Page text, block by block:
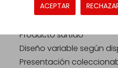
de lata coleccionable
Producto surtido
Diseño variable según
Presentación
ACEPTAR